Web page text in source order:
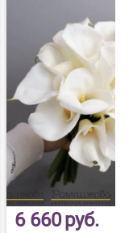
6 660руб.